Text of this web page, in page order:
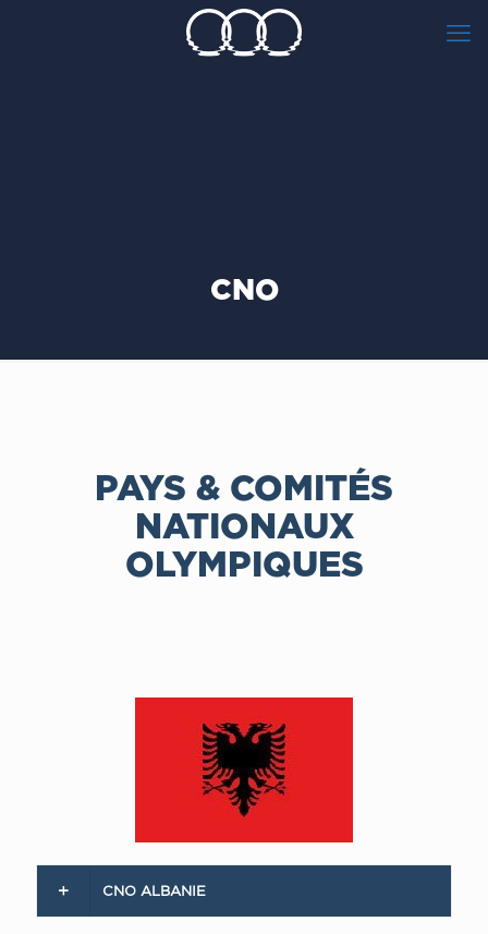
CNO
PAYS & COMITÉS
NATIONAUX
OLYMPIQUES
CNO ALBANIE